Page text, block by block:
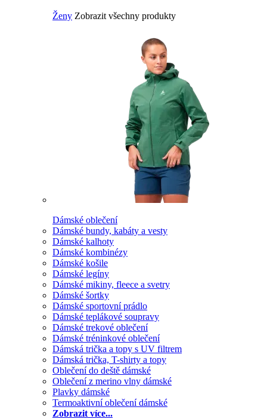
Ženy Zobrazit všechny produkty
Dámské oblečení
Dámské bundy, kabáty a vesty
Dámské kalhoty
Dámské kombinézy
Dámské košile
Dámské legíny
Dámské mikiny, fleece a svetry
Dámské šortky
Dámské sportovní prádlo
Dámské teplákové soupravy
Dámské trekové oblečení
Dámské tréninkové oblečení
Dámská trička a topy s UV filtrem
Dámská trička, T-shirty a topy
Oblečení do deště dámské
Oblečení z merino vlny dámské
Plavky dámské
Termoaktivní oblečení dámské
Zobrazit více...